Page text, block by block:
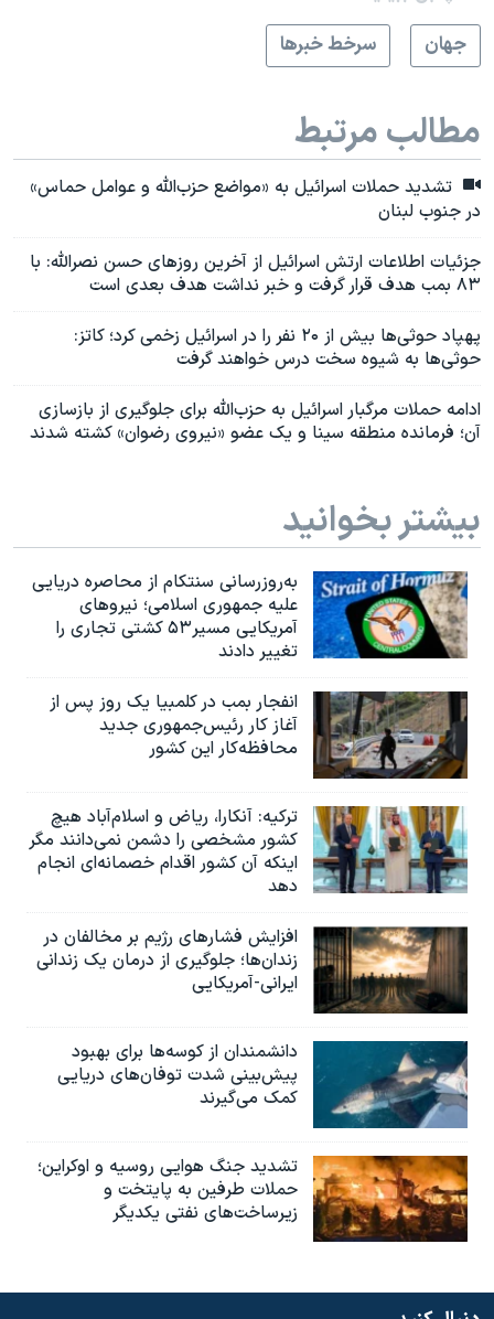
جهان
سرخط خبرها
مطالب مرتبط
تشدید حملات اسرائيل به «مواضع حزب‌الله و عوامل حماس»
در جنوب لبنان
جزئيات اطلاعات ارتش اسرائیل از آخرین روزهای حسن نصرالله: با
۸۳ بمب هدف قرار گرفت و خبر نداشت هدف بعدی است
پهپاد حوثی‌ها بیش از ۲۰ نفر را در اسرائيل زخمی کرد؛ کاتز:
حوثی‌ها به شیوه سخت درس خواهند گرفت
ادامه حملات مرگبار اسرائيل به حزب‌الله برای جلوگیری از بازسازی
آن؛ فرمانده منطقه سینا و یک عضو «نیروی رضوان» کشته شدند
بیشتر بخوانید
به‌روزرسانی سنتکام از محاصره دریایی
علیه جمهوری اسلامی؛ نیروهای
آمریکایی مسیر۵۳ کشتی تجاری را
تغییر دادند
انفجار بمب‌‌ در کلمبیا یک روز پس از
آغاز کار رئیس‌جمهوری جدید
محافظه‌کار این کشور
ترکیه: آنکارا، ریاض و اسلام‌آباد هیچ
کشور مشخصی را دشمن نمی‌دانند مگر
اینکه آن کشور اقدام خصمانه‌ای انجام
دهد
افزایش فشارهای رژیم بر مخالفان در
زندان‌ها؛ جلوگیری از درمان یک زندانی
ایرانی-آمریکایی
دانشمندان از کوسه‌ها برای بهبود
پیش‌بینی شدت توفان‌های دریایی
کمک می‌گیرند
تشدید جنگ هوایی روسیه و اوکراین؛
حملات طرفین به پایتخت‌ و
زیرساخت‌های نفتی یکدیگر